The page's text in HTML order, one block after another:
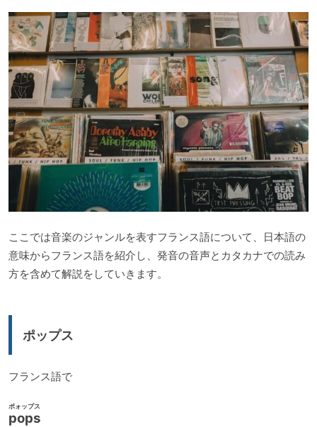
ここでは音楽のジャンルを表すフランス語について、日本語の
意味からフランス語を紹介し、発音の音声とカタカナでの読み
方を含めて解説をしていきます。
ポップス
フランス語で
pops
ポォップス